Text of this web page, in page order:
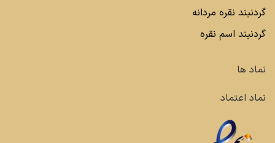
گردنبند نقره مردانه
گردنبند اسم نقره
نماد ها
نماد اعتماد